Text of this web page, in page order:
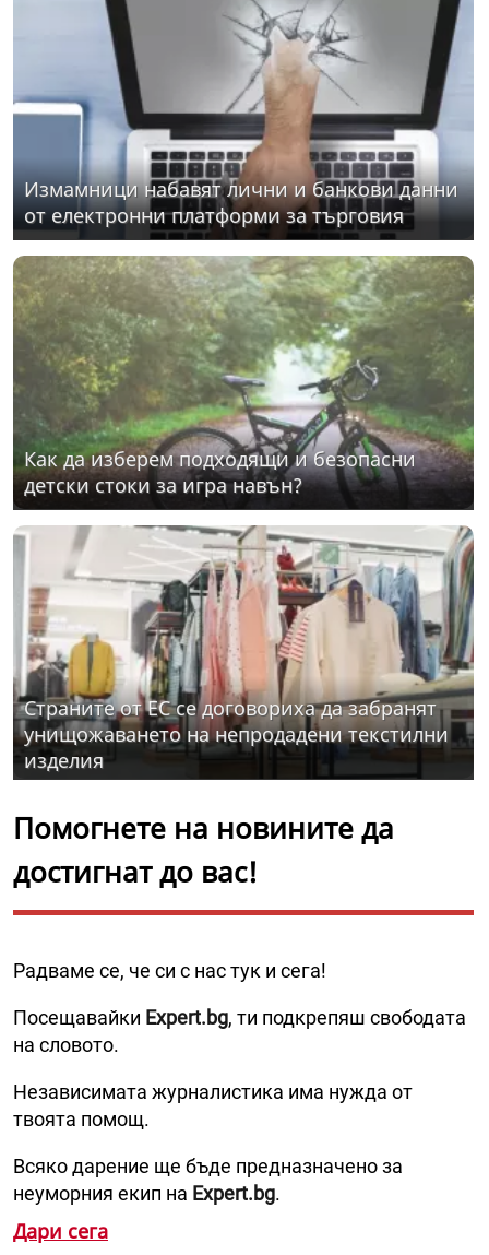
Измамници набавят лични и банкови данни
от електронни платформи за търговия
Как да изберем подходящи и безопасни
детски стоки за игра навън?
Страните от ЕС се договориха да забранят
унищожаването на непродадени текстилни
изделия
Помогнете на новините да
достигнат до вас!
Радваме се, че си с нас тук и сега!
Посещавайки Expert.bg, ти подкрепяш свободата
на словото.
Независимата журналистика има нужда от
твоята помощ.
Всяко дарение ще бъде предназначено за
неуморния екип на Expert.bg.
Дари сега